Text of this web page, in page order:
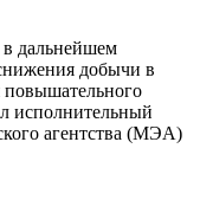
в дальнейшем
добычи в
повышательного
исполнительный
агентства (МЭА)